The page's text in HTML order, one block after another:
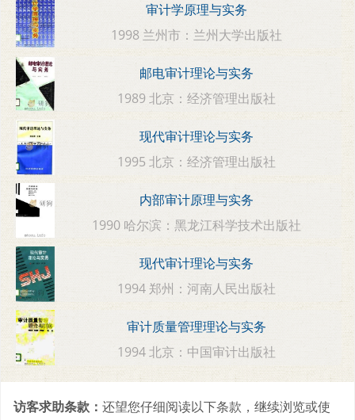
审计学原理与实务
1998 兰州市：兰州大学出版社
邮电审计理论与实务
1989 北京：经济管理出版社
现代审计理论与实务
1995 北京：经济管理出版社
内部审计原理与实务
1990 哈尔滨：黑龙江科学技术出版社
现代审计理论与实务
1994 郑州：河南人民出版社
审计质量管理理论与实务
1994 北京：中国审计出版社
访客求助条款： 还望您仔细阅读以下条款，继续浏览或使